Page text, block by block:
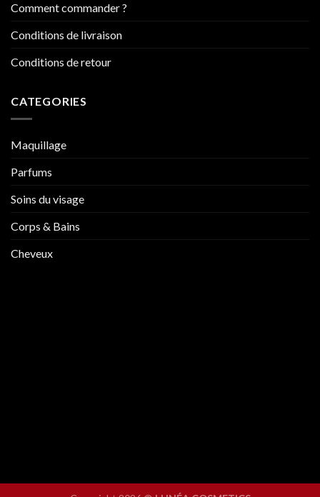
Comment commander ?
Conditions de livraison
Conditions de retour
CATEGORIES
Maquillage
Parfums
Soins du visage
Corps & Bains
Cheveux